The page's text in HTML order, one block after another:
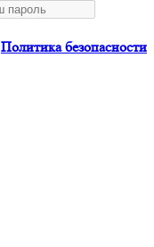
Политика безопасности